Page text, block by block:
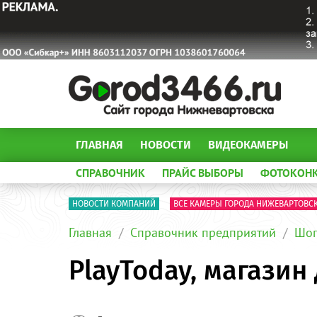
ГЛАВНАЯ НОВОСТИ ВИДЕОКАМЕРЫ
СПРАВОЧНИК ПРАЙС ВЫБОРЫ
НОВОСТИ КОМПАНИЙ ВСЕ КАМЕРЫ ГОРОДА
Главная Справочник предприятий
PlayToday,